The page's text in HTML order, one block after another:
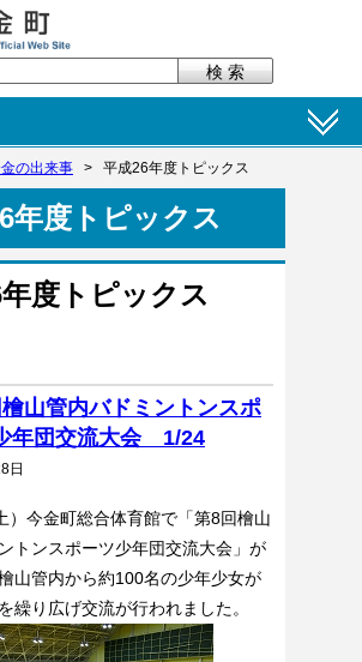
の出来事 > 平成26年度トピックス
年度トピックス
度トピックス
山管内バドミントンスポ
年団交流大会 1/24
日
）今金町総合体育館で「第8回檜山
トンスポーツ少年団交流大会」が
山管内から約100名の少年少女が
繰り広げ交流が行われました。